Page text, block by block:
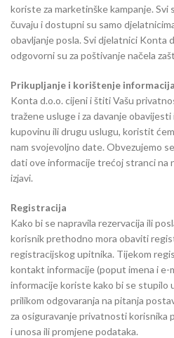
koriste za marketinške kampanje.
čuvaju i dostupni su samo
obavljanje posla. Svi djelatnici Konta
odgovorni su za poštivanje načela
Prikupljanje i korištenje informacija
Konta d.o.o. cijeni i štiti Vašu
tražene usluge i za davanje obavijesti
kupovinu ili drugu uslugu, koristit
nam svojevoljno date. Obvezujemo
dati ove informacije trećoj stranci na
izjavi.
Registracija
Kako bi se napravila rezervacija ili
korisnik prethodno mora obaviti
registracijskog upitnika. Tijekom
kontakt informacije (poput imena i e-
informacije koriste kako bi se stupilo
prilikom odgovaranja na pitanja
za osiguravanje privatnosti korisnika
i unosa ili promjene podataka.